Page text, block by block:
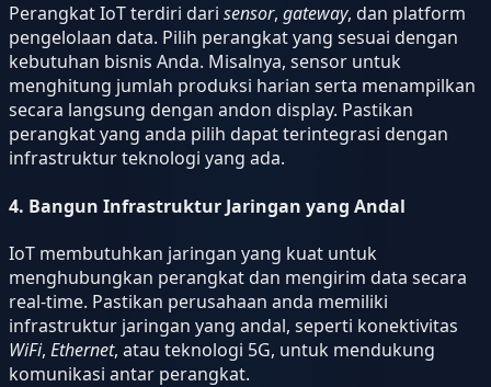
Perangkat IoT terdiri dari sensor, gateway, dan platform
pengelolaan data. Pilih perangkat yang sesuai dengan
kebutuhan bisnis Anda. Misalnya, sensor untuk
menghitung jumlah produksi harian serta menampilkan
secara langsung dengan andon display. Pastikan
perangkat yang anda pilih dapat terintegrasi dengan
infrastruktur teknologi yang ada.
4. Bangun Infrastruktur Jaringan yang Andal
IoT membutuhkan jaringan yang kuat untuk
menghubungkan perangkat dan mengirim data secara
real-time. Pastikan perusahaan anda memiliki
infrastruktur jaringan yang andal, seperti konektivitas
WiFi, Ethernet, atau teknologi 5G, untuk mendukung
komunikasi antar perangkat.